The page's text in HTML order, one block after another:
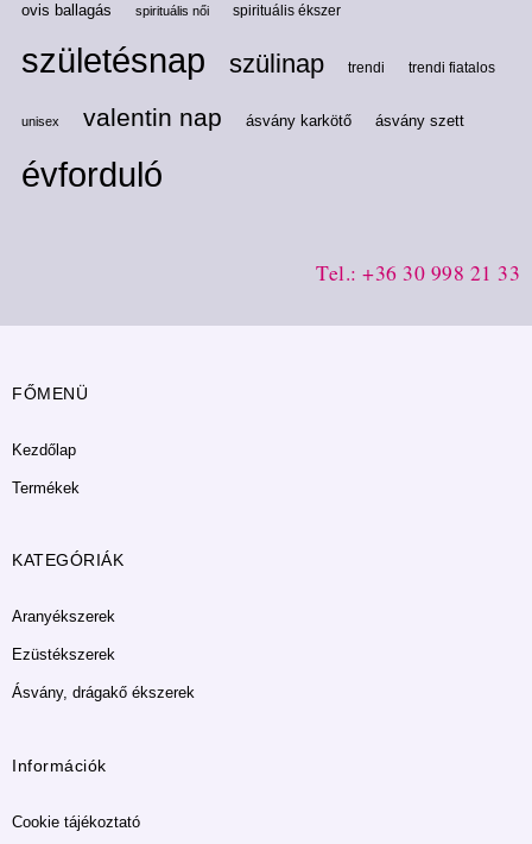
ovis ballagás spirituális női spirituális ékszer
születésnap szülinap trendi trendi fiatalos
unisex valentin nap ásvány karkötő ásvány szett
évforduló
Tel.: +36 30 998 21 33
FŐMENÜ
Kezdőlap
Termékek
KATEGÓRIÁK
Aranyékszerek
Ezüstékszerek
Ásvány, drágakő ékszerek
Információk
Cookie tájékoztató